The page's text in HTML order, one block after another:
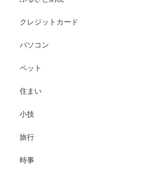
クレジットカード
パソコン
ペット
住まい
小技
旅行
時事